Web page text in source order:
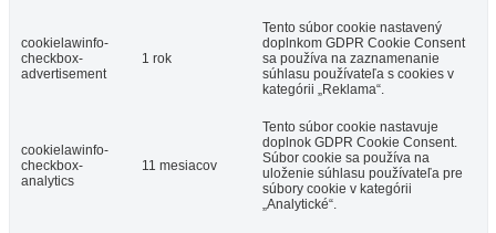
cookielawinfo-
checkbox-
advertisement
1 rok
Tento súbor cookie nastavený
doplnkom GDPR Cookie Consent
sa používa na zaznamenanie
súhlasu používateľa s cookies v
kategórii „Reklama“.
cookielawinfo-
checkbox-
analytics
11 mesiacov
Tento súbor cookie nastavuje
doplnok GDPR Cookie Consent.
Súbor cookie sa používa na
uloženie súhlasu používateľa pre
súbory cookie v kategórii
„Analytické“.